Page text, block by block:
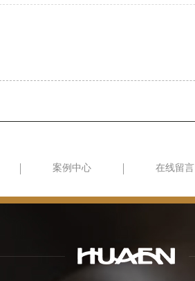
案例中心 在线留言